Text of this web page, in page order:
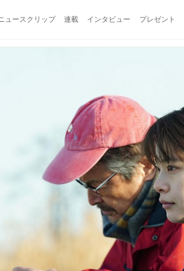
ュースクリップ 連載 インタビュー プレゼント